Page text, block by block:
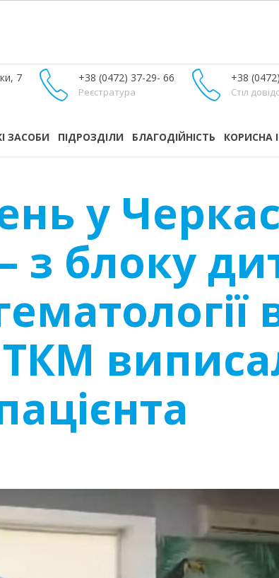
7 +38 (0472) 37-29- 66
Реєстратура
+38
Стіл
ЗАСОБИ ПІДРОЗДІЛИ БЛАГОДІЙНІСТЬ КОРИСНА
у
з блоку
ТКМ